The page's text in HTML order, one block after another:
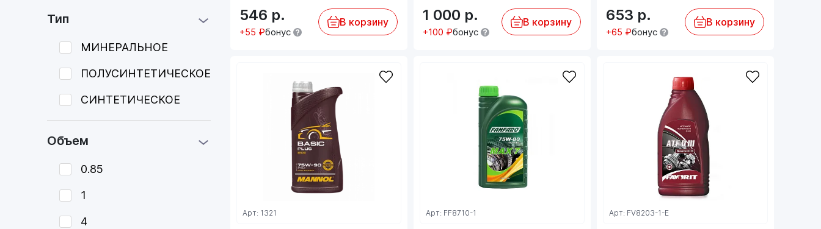
Тип
МИНЕРАЛЬНОЕ
ПОЛУСИНТЕТИЧЕСКОЕ
СИНТЕТИЧЕСКОЕ
Объем
0.85
1
4
546 р.
+55 ₽бонус
В корзину 1 000 р.
+100 ₽бонус
В корзину 653 р.
+65 ₽бонус
В корзину
Арт: 1321 Арт: FF8710-1 Арт: FV8203-1-E